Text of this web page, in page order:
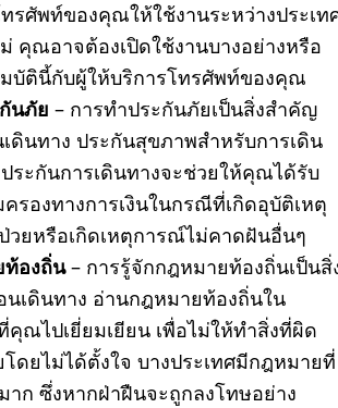
รศัพท์ของคุณให้ใช้งานระหว่างประเท
คุณอาจต้องเปิดใช้งานบางอย่างหรือ
บัตินี้กับผู้ให้บริการโทรศัพท์ของคุณ
นภัย – การทำประกันภัยเป็นสิ่งสำคัญ
ดินทาง ประกันสุขภาพสำหรับการเดิน
ระกันการเดินทางจะช่วยให้คุณได้รับ
รองทางการเงินในกรณีที่เกิดอุบัติเหตุ
วยหรือเกิดเหตุการณ์ไม่คาดฝันอื่นๆ
องถิ่น– การรู้จักกฎหมายท้องถิ่นเป็นสิ่
เดินทาง อ่านกฎหมายท้องถิ่นใน
คุณไปเยี่ยมเยียน เพื่อไม่ให้ทำสิ่งที่ผิด
ดยไม่ได้ตั้งใจ บางประเทศมีกฎหมายที่
าก ซึ่งหากฝ่าฝืนจะถูกลงโทษอย่าง